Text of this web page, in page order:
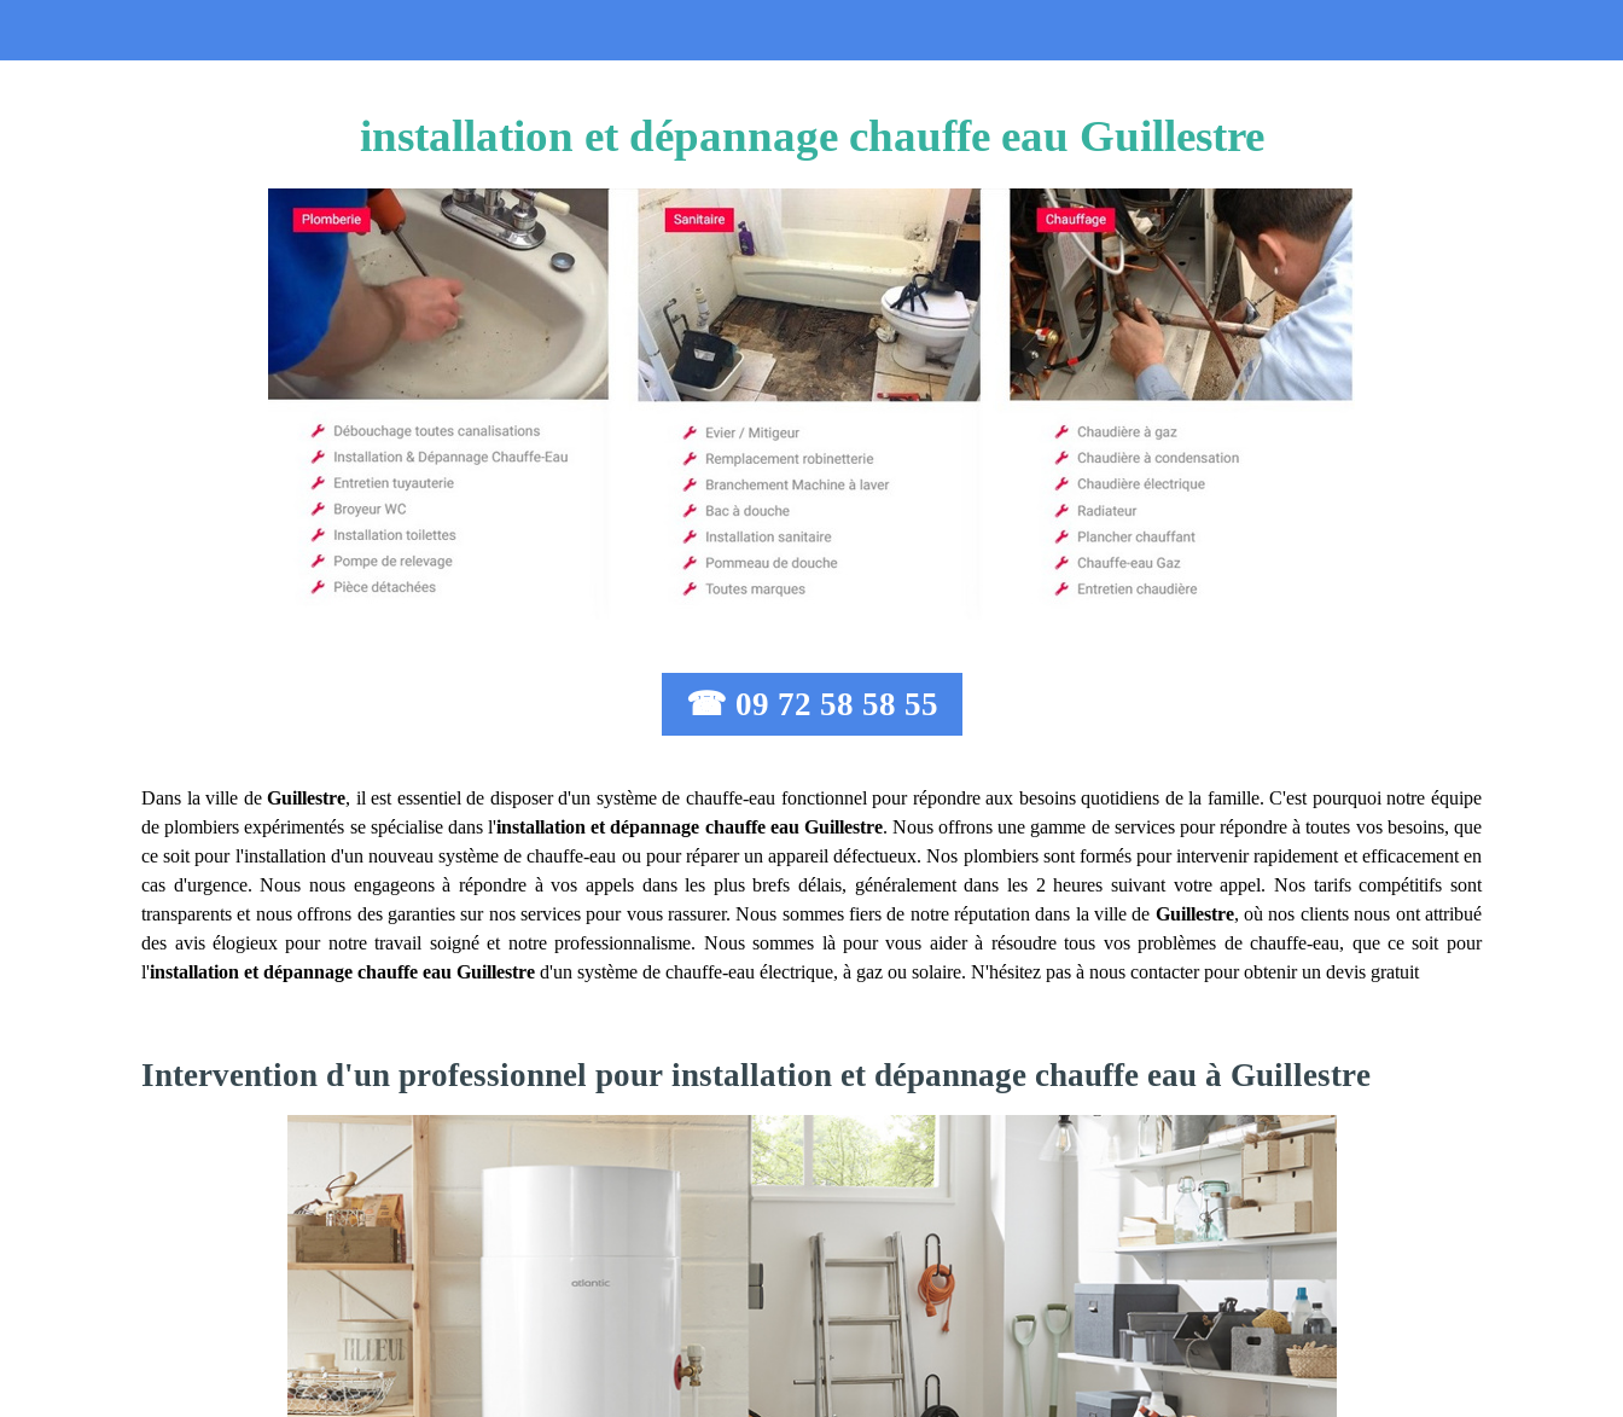
installation et dépannage chauffe eau Guillestre
☎ 09 72 58 58 55
Dans la ville deGuillestre, il est essentiel de disposer d'un système de chauffe-eau fonctionnel pour répondre aux besoins quotidiens de la famille. C'est pourquoi notre équipe
de plombiers expérimentés se spécialise dans l'installation et dépannage chauffe eau Guillestre. Nous offrons une gamme de services pour répondre à toutes vos besoins, que
ce soit pour l'installation d'un nouveau système de chauffe-eau ou pour réparer un appareil défectueux. Nos plombiers sont formés pour intervenir rapidement et efficacement en
cas d'urgence. Nous nous engageons à répondre à vos appels dans les plus brefs délais, généralement dans les 2 heures suivant votre appel. Nos tarifs compétitifs sont
transparents et nous offrons des garanties sur nos services pour vous rassurer. Nous sommes fiers de notre réputation dans la ville de Guillestre, où nos clients nous ont attribué
des avis élogieux pour notre travail soigné et notre professionnalisme. Nous sommes là pour vous aider à résoudre tous vos problèmes de chauffe-eau, que ce soit pour
l'installation et dépannage chauffe eau Guillestre d'un système de chauffe-eau électrique, à gaz ou solaire. N'hésitez pas à nous contacter pour obtenir un devis gratuit
Intervention d'un professionnel pour installation et dépannage chauffe eau à Guillestre